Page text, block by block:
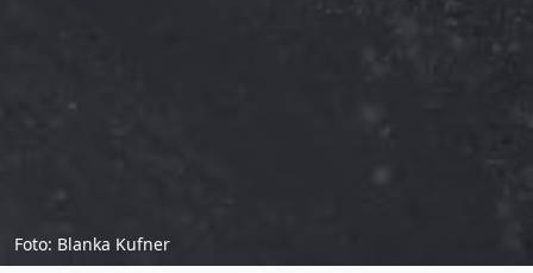
Foto: Blanka Kufner